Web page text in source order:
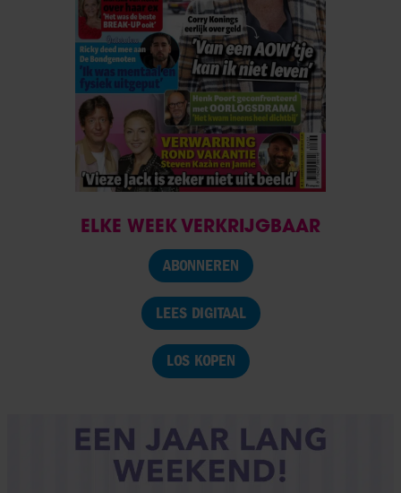
ELKE WEEK VERKRIJGBAAR
ABONNEREN
LEES DIGITAAL
LOS KOPEN